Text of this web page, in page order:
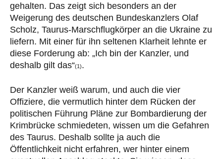
gehalten. Das zeigt sich besonders an der
Weigerung des deutschen Bundeskanzlers Olaf
Scholz, Taurus-Marschflugkörper an die Ukraine zu
liefern. Mit einer für ihn seltenen Klarheit lehnte er
diese Forderung ab: „Ich bin der Kanzler, und
deshalb gilt das“(1).
Der Kanzler weiß warum, und auch die vier
Offiziere, die vermutlich hinter dem Rücken der
politischen Führung Pläne zur Bombardierung der
Krimbrücke schmiedeten, wissen um die Gefahren
des Taurus. Deshalb sollte ja auch die
Öffentlichkeit nicht erfahren, wer hinter einem